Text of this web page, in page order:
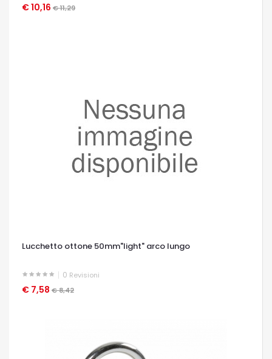
€ 10,16 € 11,29
OCCHIATA VELOCE
Lucchetto ottone 50mm"light" arco lungo
0 Revisioni
€ 7,58 € 8,42
OCCHIATA VELOCE